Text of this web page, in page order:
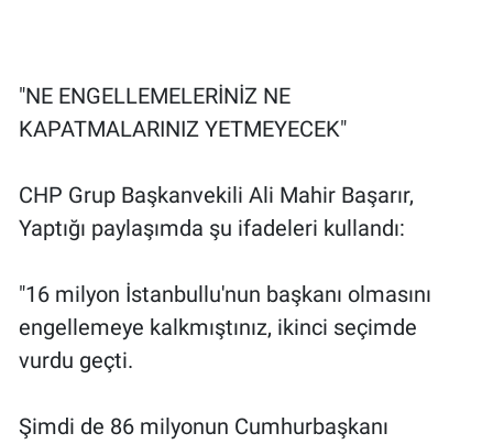
"NE ENGELLEMELERİNİZ NE
KAPATMALARINIZ YETMEYECEK"
CHP Grup Başkanvekili Ali Mahir Başarır,
Yaptığı paylaşımda şu ifadeleri kullandı:
"16 milyon İstanbullu'nun başkanı olmasını
engellemeye kalkmıştınız, ikinci seçimde
vurdu geçti.
Şimdi de 86 milyonun Cumhurbaşkanı